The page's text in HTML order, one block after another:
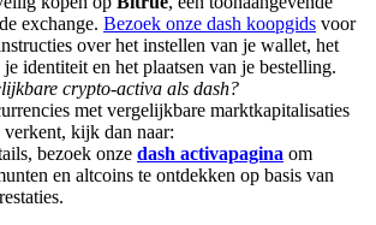
Rewards
BTC to Share 25000 USDT prize pool!
& Win
CASHCAT prize pool
exchange. Bezoek onze dash koopgids voor
over het instellen van je wallet, het
identiteit en het plaatsen van je bestelling.
crypto-activa als dash?
met vergelijkbare marktkapitalisaties
kijk dan naar:
bezoek onze dash activapagina om
en altcoins te ontdekken op basis van